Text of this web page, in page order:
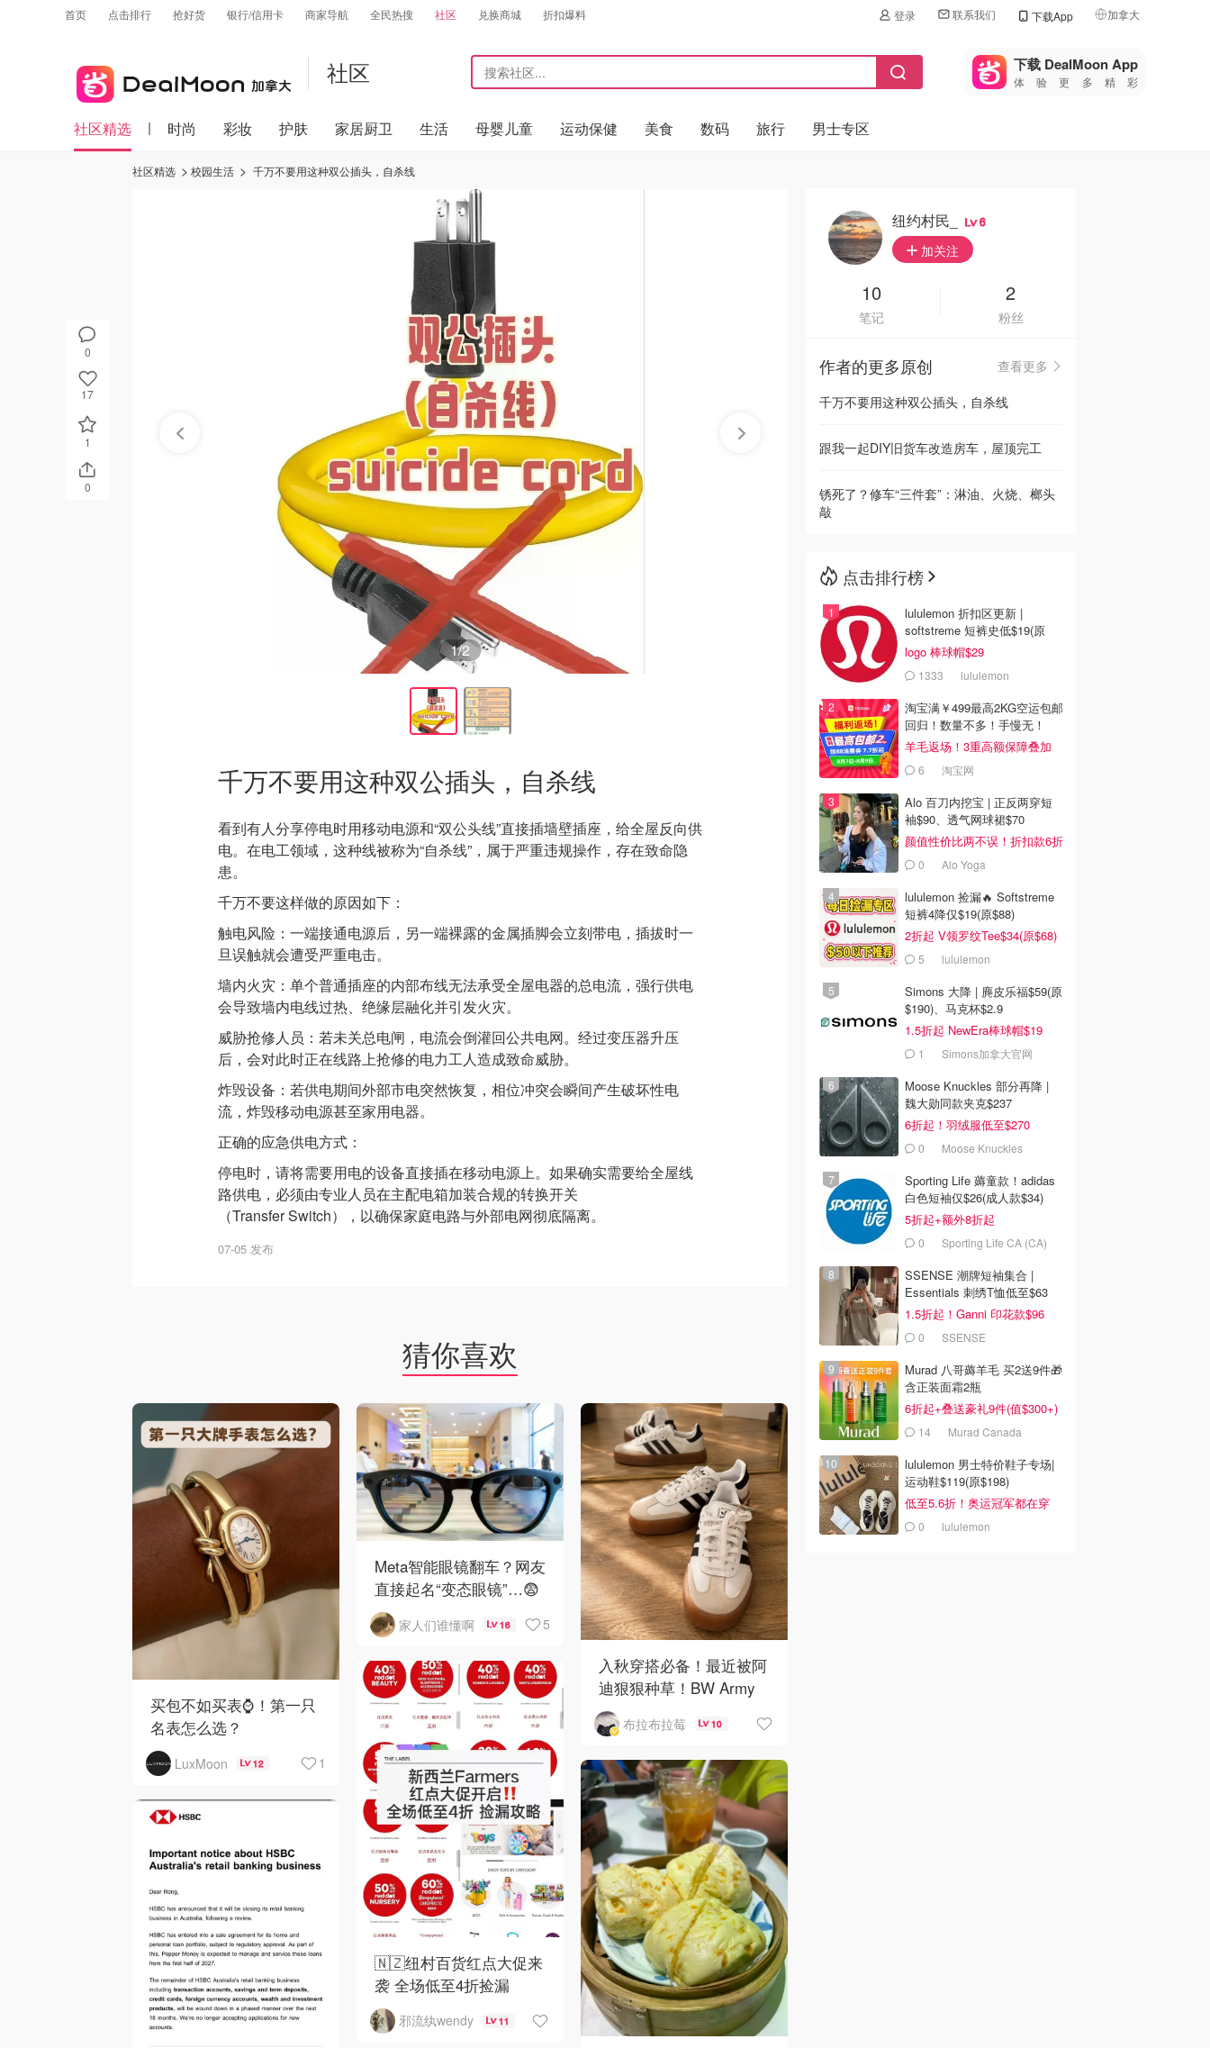
首页 点击排行 抢好货 银行/信用卡 商家导航 全民热搜 社区 兑换商城 折扣爆料 登录 联系我们 下载App 加拿大
🇺🇸
美国
🇨🇳中国
🇮🇹
🇦🇺
🇳🇿新西兰
社区 下载 DealMoon App
体验更多精彩
社区精选 时尚 彩妆 护肤 家居厨卫 生活 母婴儿童 运动保健 美食 数码 旅行 男士专区
0
17
1
0
社区精选 校园生活 千万不要用这种双公插头，自杀线
1/2
千万不要用这种双公插头，自杀线
看到有人分享停电时用移动电源和“双公头线”直接插墙壁插座，给全屋反向供
电。在电工领域，这种线被称为“自杀线”，属于严重违规操作，存在致命隐
患。
千万不要这样做的原因如下：
触电风险：一端接通电源后，另一端裸露的金属插脚会立刻带电，插拔时一
旦误触就会遭受严重电击。
墙内火灾：单个普通插座的内部布线无法承受全屋电器的总电流，强行供电
会导致墙内电线过热、绝缘层融化并引发火灾。
威胁抢修人员：若未关总电闸，电流会倒灌回公共电网。经过变压器升压
后，会对此时正在线路上抢修的电力工人造成致命威胁。
炸毁设备：若供电期间外部市电突然恢复，相位冲突会瞬间产生破坏性电
流，炸毁移动电源甚至家用电器。
正确的应急供电方式：
停电时，请将需要用电的设备直接插在移动电源上。如果确实需要给全屋线
路供电，必须由专业人员在主配电箱加装合规的转换开关
（Transfer Switch），以确保家庭电路与外部电网彻底隔离。
07-05 发布
猜你喜欢
买包不如买表⌚️！第一只
名表怎么选？
LuxMoon 12 1
Meta智能眼镜翻车？网友
直接起名“变态眼镜”…😨
家人们谁懂啊 16 5
入秋穿搭必备！最近被阿
迪狠狠种草！BW Army
和 Sambae 值得拥有！
布拉布拉莓 10
🇳🇿纽村百货红点大促来
袭 全场低至4折捡漏
邪流纨wendy 11
纽约村民_ 6
加关注
10
笔记
2
粉丝
作者的更多原创
查看更多
千万不要用这种双公插头，自杀线
跟我一起DIY旧货车改造房车，屋顶完工
锈死了？修车“三件套”：淋油、火烧、榔头
敲
点击排行榜
lululemon 折扣区更新 |
softstreme 短裤史低$19(原
$88)
logo 棒球帽$29
1333 lululemon
淘宝满￥499最高2KG空运包邮
回归！数量不多！手慢无！
羊毛返场！3重高额保障叠加
6 淘宝网
Alo 百刀内挖宝 | 正反两穿短
袖$90、透气网球裙$70
颜值性价比两不误！折扣款6折
起 0 Alo Yoga
lululemon 捡漏🔥 Softstreme
短裤4降仅$19(原$88)
2折起 V领罗纹Tee$34(原$68)
5 lululemon
Simons 大降 | 麂皮乐福$59(原
$190)、马克杯$2.9
1.5折起 NewEra棒球帽$19
1 Simons加拿大官网
Moose Knuckles 部分再降 |
魏大勋同款夹克$237
6折起！羽绒服低至$270
0 Moose Knuckles
Sporting Life 薅童款！adidas
白色短袖仅$26(成人款$34)
5折起+额外8折起
0 Sporting Life CA (CA)
SSENSE 潮牌短袖集合 |
Essentials 刺绣T恤低至$63
1.5折起！Ganni 印花款$96
0 SSENSE
Murad 八哥薅羊毛 买2送9件🎁
含正装面霜2瓶
6折起+叠送豪礼9件(值$300+)
14 Murad Canada
lululemon 男士特价鞋子专场|
运动鞋$119(原$198)
低至5.6折！奥运冠军都在穿
0 lululemon